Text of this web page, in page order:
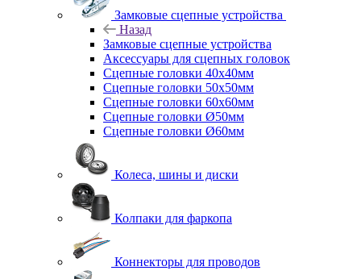
Замковые сцепные устройства
Назад
Замковые сцепные устройства
Аксессуары для сцепных головок
Сцепные головки 40x40мм
Сцепные головки 50x50мм
Сцепные головки 60x60мм
Сцепные головки Ø50мм
Сцепные головки Ø60мм
Колеса, шины и диски
Колпаки для фаркопа
Коннекторы для проводов